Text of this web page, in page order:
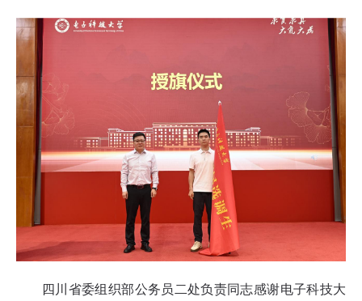
四川省委组织部公务员二处负责同志感谢电子科技大